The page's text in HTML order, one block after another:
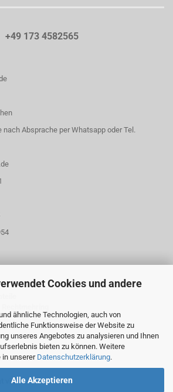
Cookies und andere
ähnliche Technologien, auch von
Funktionsweise der Website zu
unseres Angebotes zu analysieren und Ihnen
bieten zu können. Weitere
in unserer Datenschutzerklärung.
Alle Akzeptieren
+49 173 4582565
nach Absprache per Whatsapp oder Tel.
via